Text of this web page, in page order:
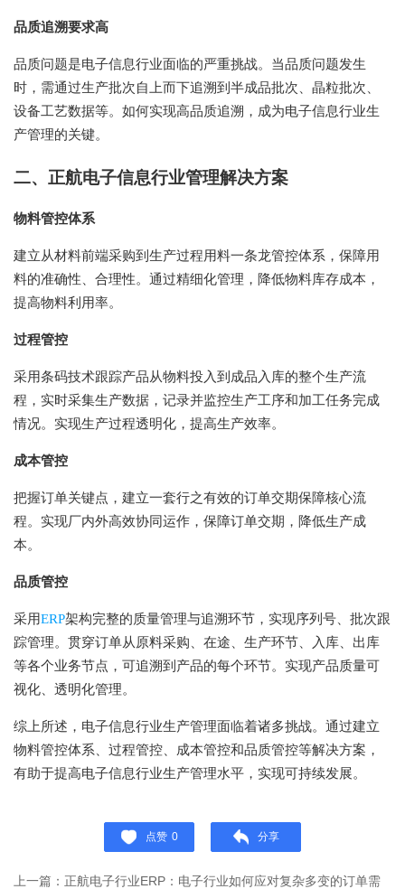
品质追溯要求高
品质问题是电子信息行业面临的严重挑战。当品质问题发生
时，需通过生产批次自上而下追溯到半成品批次、晶粒批次、
设备工艺数据等。如何实现高品质追溯，成为电子信息行业生
产管理的关键。
二、正航电子信息行业管理解决方案
物料管控体系
建立从材料前端采购到生产过程用料一条龙管控体系，保障用
料的准确性、合理性。通过精细化管理，降低物料库存成本，
提高物料利用率。
过程管控
采用条码技术跟踪产品从物料投入到成品入库的整个生产流
程，实时采集生产数据，记录并监控生产工序和加工任务完成
情况。实现生产过程透明化，提高生产效率。
成本管控
把握订单关键点，建立一套行之有效的订单交期保障核心流
程。实现厂内外高效协同运作，保障订单交期，降低生产成
本。
品质管控
采用ERP架构完整的质量管理与追溯环节，实现序列号、批次跟
踪管理。贯穿订单从原料采购、在途、生产环节、入库、出库
等各个业务节点，可追溯到产品的每个环节。实现产品质量可
视化、透明化管理。
综上所述，电子信息行业生产管理面临着诸多挑战。通过建立
物料管控体系、过程管控、成本管控和品质管控等解决方案，
有助于提高电子信息行业生产管理水平，实现可持续发展。
点赞 0 分享
上一篇：正航电子行业ERP：电子行业如何应对复杂多变的订单需